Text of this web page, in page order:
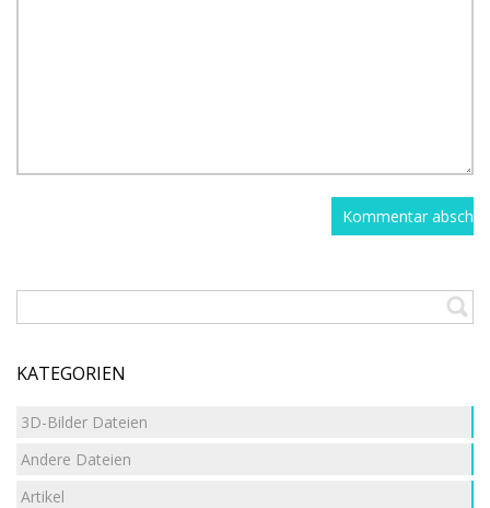
KATEGORIEN
3D-Bilder Dateien
Andere Dateien
Artikel